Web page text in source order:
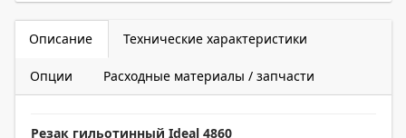
Описание Технические характеристики
Опции Расходные материалы / запчасти
Резак гильотинный Ideal 4860